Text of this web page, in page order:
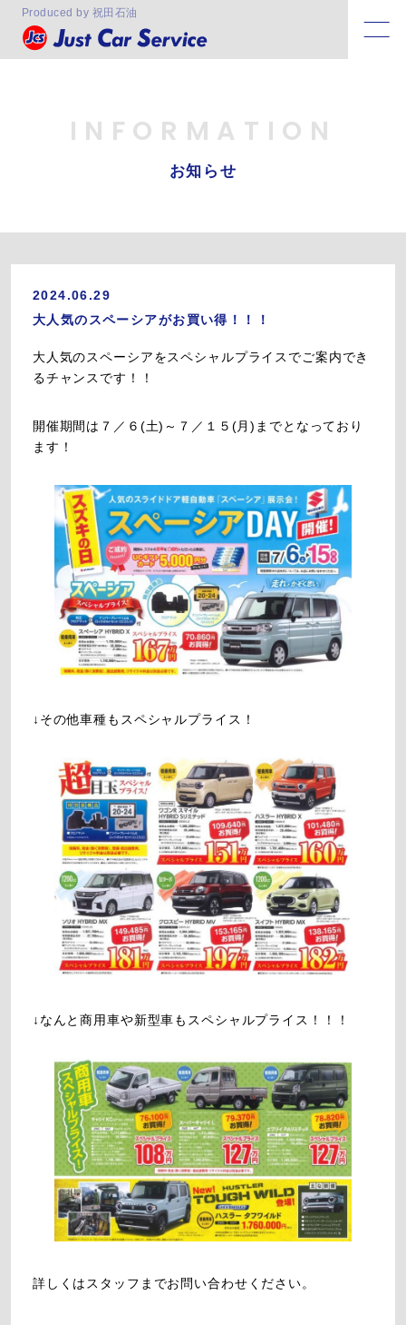
Produced by 祝田石油
INFORMATION
お知らせ
2024.06.29
大人気のスペーシアがお買い得！！！
大人気のスペーシアをスペシャルプライスでご案内でき
るチャンスです！！
開催期間は７／６(土)～７／１５(月)までとなっており
ます！
↓その他車種もスペシャルプライス！
↓なんと商用車や新型車もスペシャルプライス！！！
詳しくはスタッフまでお問い合わせください。